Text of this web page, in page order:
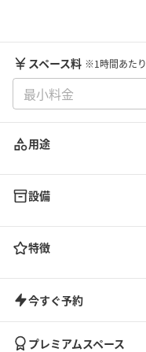
スペース料 ※1時間あたり
用途
設備
特徴
今すぐ予約
プレミアムスペース